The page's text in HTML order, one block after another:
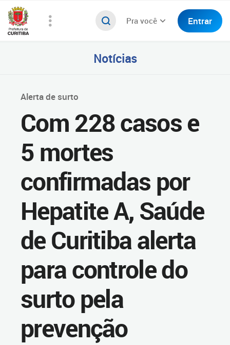
Pra você Entrar
Notícias
Alerta de surto
Com 228 casos e
5 mortes
confirmadas por
Hepatite A, Saúde
de Curitiba alerta
para controle do
surto pela
prevenção